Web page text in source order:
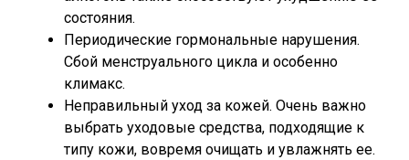
состояния.
Периодические гормональные нарушения.
Сбой менструального цикла и особенно
климакс.
Неправильный уход за кожей. Очень важно
выбрать уходовые средства, подходящие к
типу кожи, вовремя очищать и увлажнять ее.